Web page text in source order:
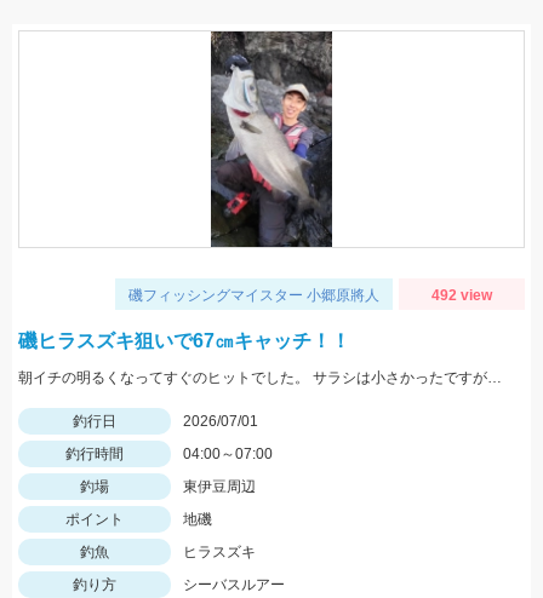
磯フィッシングマイスター 小郷原將人 492 view
磯ヒラスズキ狙いで67㎝キャッチ！！
朝イチの明るくなってすぐのヒットでした。 サラシは小さかったですがベイトが入っておりヒラスズキは活発でした。
釣行日
2026/07/01
釣行時間
04:00～07:00
釣場
東伊豆周辺
ポイント
地磯
釣魚
ヒラスズキ
釣り方
シーバスルアー